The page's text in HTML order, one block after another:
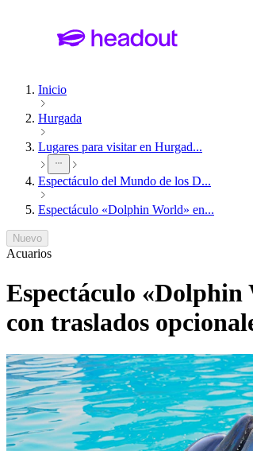
Inicio
Hurgada
Lugares para visitar en Hurgad...
Espectáculo del Mundo de los D...
Espectáculo «Dolphin World» en...
Nuevo
Acuarios
Espectáculo «Dolphin
con traslados